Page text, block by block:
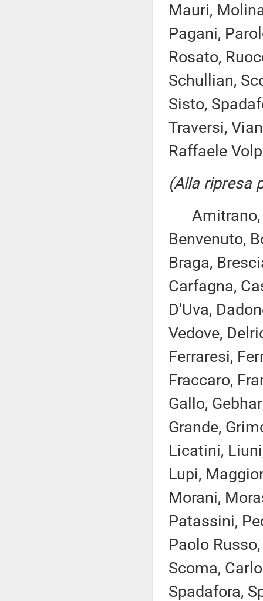
Mauri,
Pagani,
Rosato,
Schullian,
Sisto,
Traversi,
Raffaele
(Alla ripresa
Amitrano,
Benvenuto,
Braga,
Carfagna,
D'Uva,
Vedove,
Ferraresi,
Fraccaro,
Gallo,
Grande,
Licatini,
Lupi,
Morani,
Patassini,
Paolo
Scoma,
Spadafora,